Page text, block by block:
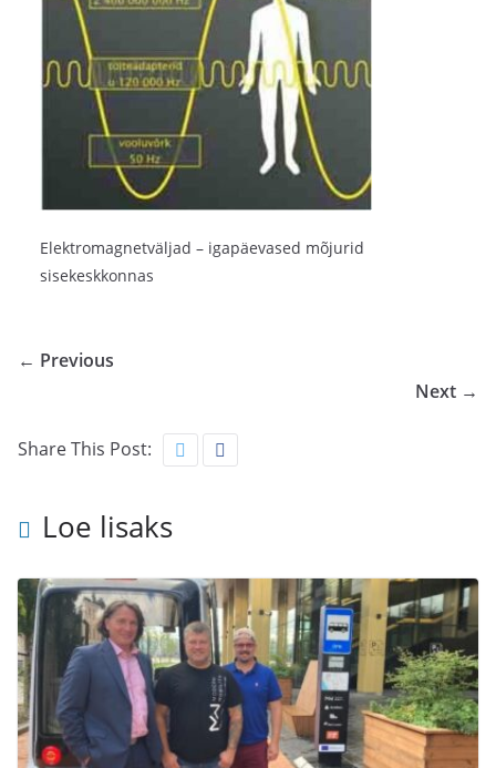
Elektromagnetväljad – igapäevased mõjurid
sisekeskkonnas
← Previous
Next →
Share This Post:
Loe lisaks